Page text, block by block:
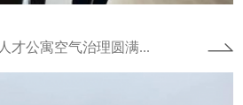
才公寓空气治理圆满...